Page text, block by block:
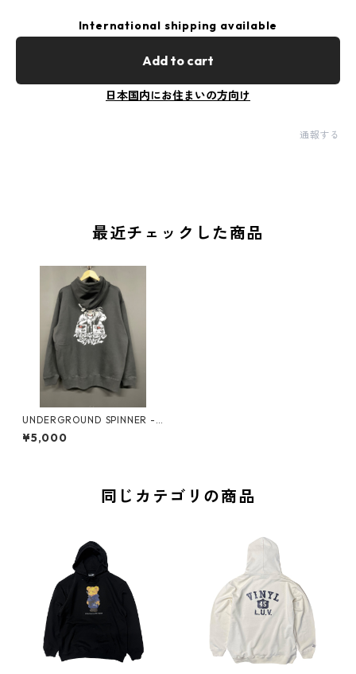
International shipping available
Add to cart
日本国内にお住まいの方向け
通報する
最近チェックした商品
UNDERGROUND SPINNER -
NINJA DJ - Pullover Hoodie
(Black)
¥5,000
同じカテゴリの商品